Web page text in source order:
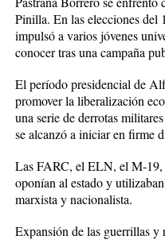
Pinilla. En las elecciones del
impulsó a varios jóvenes
conocer tras una campaña
El período presidencial de
promover la liberalización
una serie de derrotas
se alcanzó a iniciar en firme
Las FARC, el ELN, el M-19,
oponían al estado y
marxista y nacionalista.
Expansión de las guerrillas